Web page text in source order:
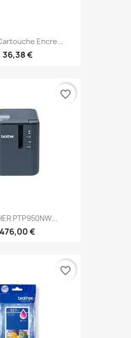
Encre...
36,38 €
PTP950NW...
476,00 €
favorite_border
favorite_border